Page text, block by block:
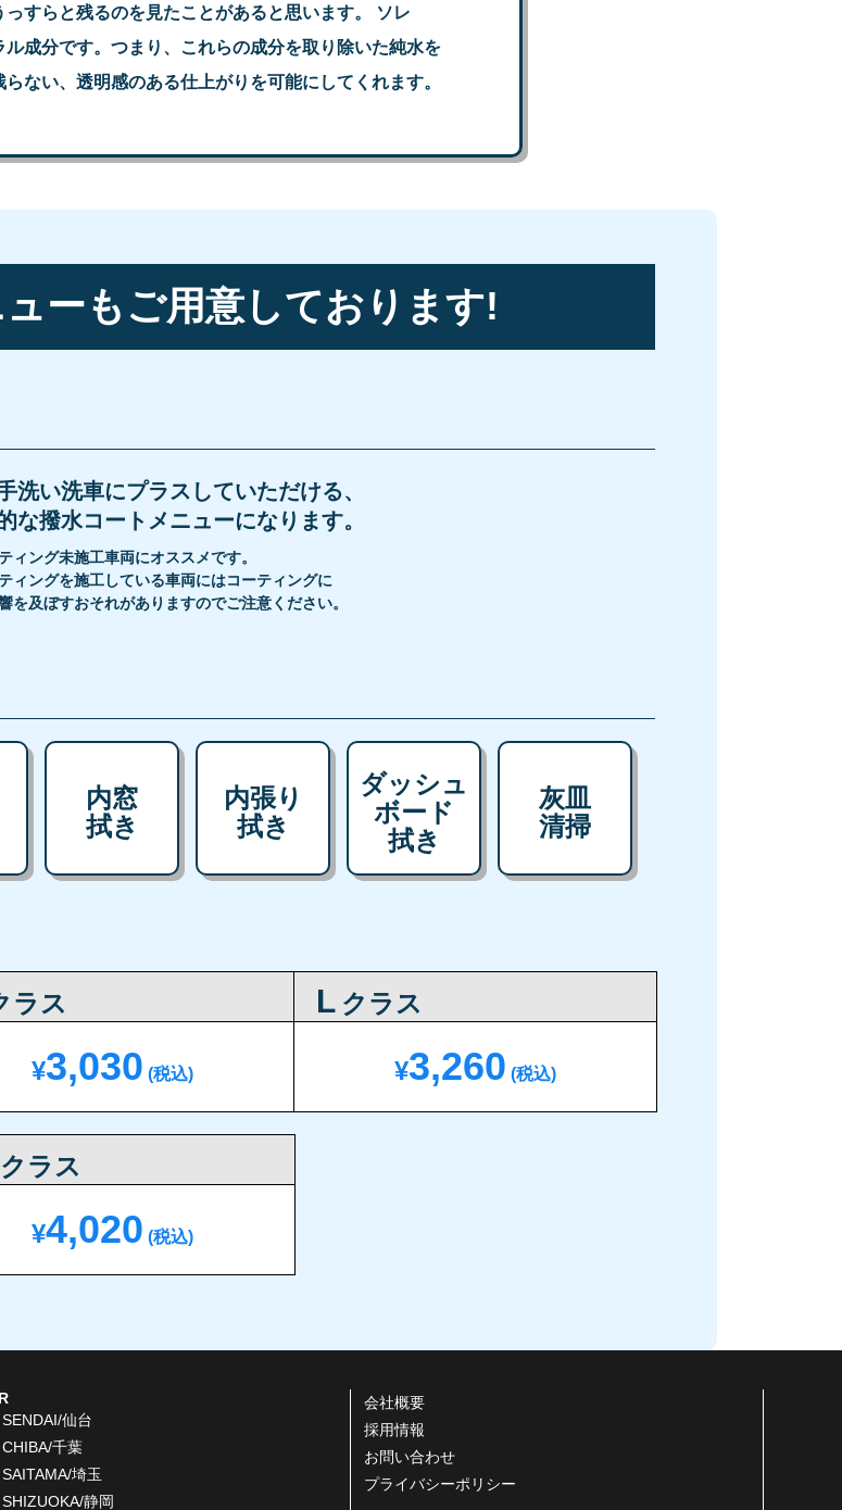
すらと残るのを見たことがあると思います。 ソレ
成分です。つまり、これらの成分を取り除いた純水を
ない、透明感のある仕上がりを可能にしてくれます。
ーも ご用意しております!
洗い洗車にプラスしていただける、
な撥水コートメニューになります。
ィング未施工車両にオススメです。
ィングを施工している車両にはコーティングに
を及ぼすおそれがありますのでご注意ください。
内窓
拭き
内張り
拭き
ダッシュ
ボード
拭き
灰皿
清掃
ラス
¥3,030 (税込)
L クラス
¥3,260 (税込)
クラス
¥4,020 (税込)
SENDAI/仙台
CHIBA/千葉
SAITAMA/埼玉
SHIZUOKA/静岡
会社概要
採用情報
お問い合わせ
プライバシーポリシー